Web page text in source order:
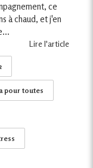
ce
à chaud, et j'en
Lire l'article
pour toutes